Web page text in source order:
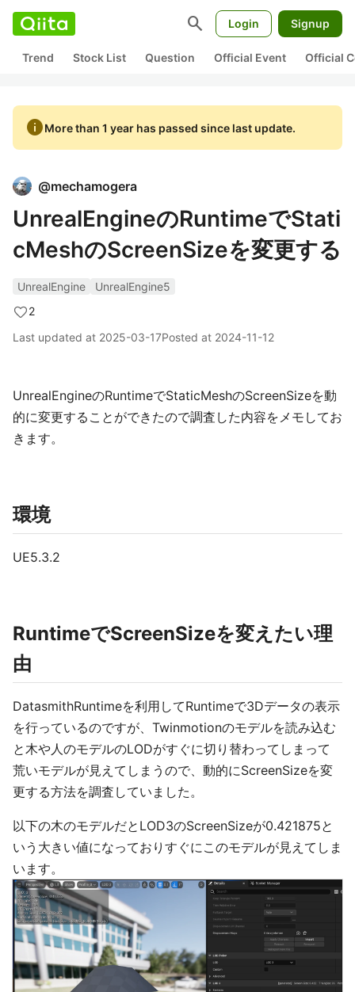
search Login Signup
Trend Stock List Question Official Event Official
infoMore than 1 year has passed since last update.
@mechamogera
UnrealEngineのRuntimeでStati
cMeshのScreenSizeを変更する
UnrealEngine
UnrealEngine5
2
Last updated at 2025-03-17Posted at 2024-11-12
UnrealEngineのRuntimeでStaticMeshのScreenSizeを動
的に変更することができたので調査した内容をメモしてお
きます。
環境
UE5.3.2
RuntimeでScreenSizeを変えたい理
由
DatasmithRuntimeを利用してRuntimeで3Dデータの表示
を行っているのですが、Twinmotionのモデルを読み込む
と木や人のモデルのLODがすぐに切り替わってしまって
荒いモデルが見えてしまうので、動的にScreenSizeを変
更する方法を調査していました。
以下の木のモデルだとLOD3のScreenSizeが0.421875と
いう大きい値になっておりすぐにこのモデルが見えてしま
います。